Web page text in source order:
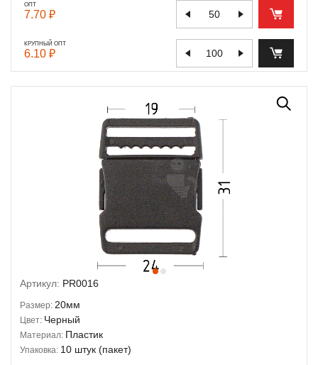
ОПТ
7.70 ₽
КРУПНЫЙ ОПТ
6.10 ₽
Артикул: PR0016
Размер: 20мм
Цвет: Черный
Материал: Пластик
Упаковка: 10 штук (пакет)